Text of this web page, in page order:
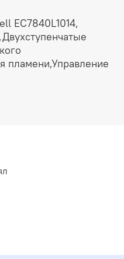
EC7840L1014,
пламени,Управление